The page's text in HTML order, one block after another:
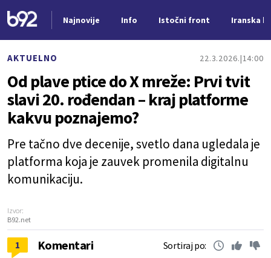
Najnovije Info Istočni front Iranska
AKTUELNO 22.3.2026. 14:00
Od plave ptice do X mreže: Prvi tvit
slavi 20. rođendan – kraj platforme
kakvu poznajemo?
Pre tačno dve decenije, svetlo dana ugledala je
platforma koja je zauvek promenila digitalnu
komunikaciju.
Izvor:
B92.net
1 Komentari Sortiraj po: